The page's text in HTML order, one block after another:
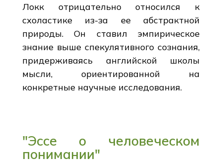
Локк отрицательно относился к
схоластике из-за ее абстрактной
природы. Он ставил эмпирическое
знание выше спекулятивного сознания,
придерживаясь английской школы
мысли, ориентированной на
конкретные научные исследования.
"Эссе о человеческом
понимании"